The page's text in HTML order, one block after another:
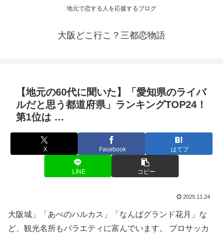
地元で恋する人を応援するブログ
大阪どこ行こ？三都恋物語
【地元の60代に聞いた】「愛知県のライバ
ルだと思う都道府県」ランキングTOP24！
第1位は …
X Facebook はてブ
LINE コピー
2025.11.24
大阪城」「あべのハルカス」「なんばグランド花月」な
ど、観光名所もバラエティに富んでいます。 プロサッカ